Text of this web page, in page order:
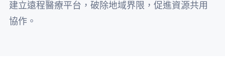
建立遠程醫療平台，破除地域界限，促進資源共用
協作。